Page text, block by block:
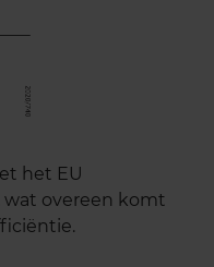
het EU
wat overeen komt